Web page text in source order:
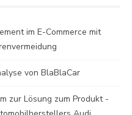
im E-Commerce mit
von BlaBlaCar
zur Lösung zum Produkt -